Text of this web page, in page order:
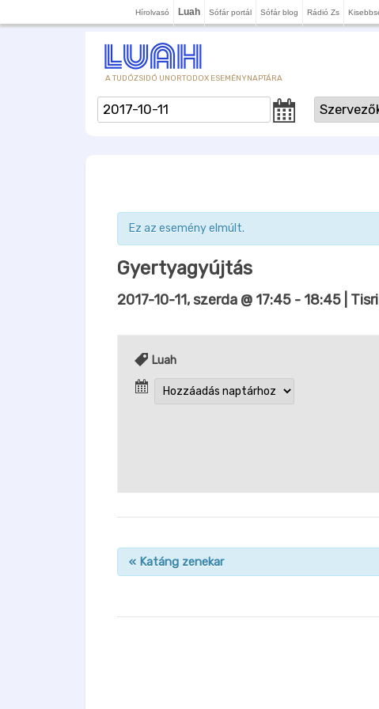
Hírolvasó Luah Sófár portál Sófár blog Rádió Zs
A TUDÓZSIDÓ UNORTODOX ESEMÉNYNAPTÁRA
Ez az esemény elmúlt.
Gyertyagyújtás
2017-10-11, szerda @ 17:45 - 18:45 |
Luah
n
« Katáng zenekar